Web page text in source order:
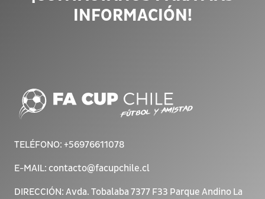
INFORMACIÓN!
TELÉFONO: +56976611078
E-MAIL: contacto@facupchile.cl
DIRECCIÓN: Avda. Tobalaba 7377 F33 Parque Andino La